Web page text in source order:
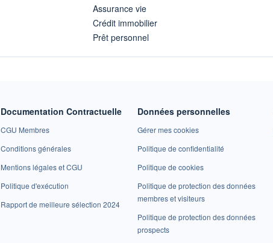
Assurance vie
Crédit immobilier
Prêt personnel
Documentation Contractuelle
CGU Membres
Conditions générales
Mentions légales et CGU
Politique d'exécution
Rapport de meilleure sélection 2024
Données personnelles
Gérer mes cookies
Politique de confidentialité
Politique de cookies
Politique de protection des données
membres et visiteurs
Politique de protection des données
prospects